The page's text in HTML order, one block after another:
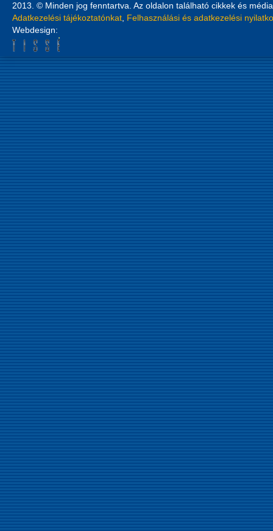
2013. © Minden jog fenntartva. Az oldalon található cikkek és
Adatkezelési tájékoztatónkat Felhasználási és adatkezelési
Webdesign: